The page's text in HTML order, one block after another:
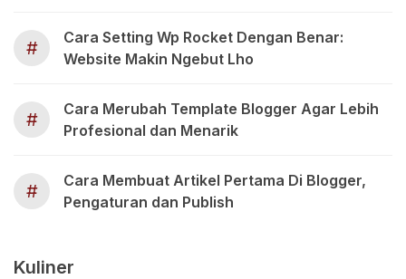
#
Cara Setting Wp Rocket Dengan Benar:
Website Makin Ngebut Lho
#
Cara Merubah Template Blogger Agar Lebih
Profesional dan Menarik
#
Cara Membuat Artikel Pertama Di Blogger,
Pengaturan dan Publish
Kuliner